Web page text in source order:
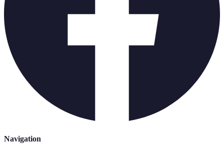
Navigation